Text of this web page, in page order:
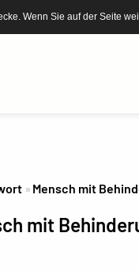
Wenn Sie auf der Seite
Mensch mit
mit